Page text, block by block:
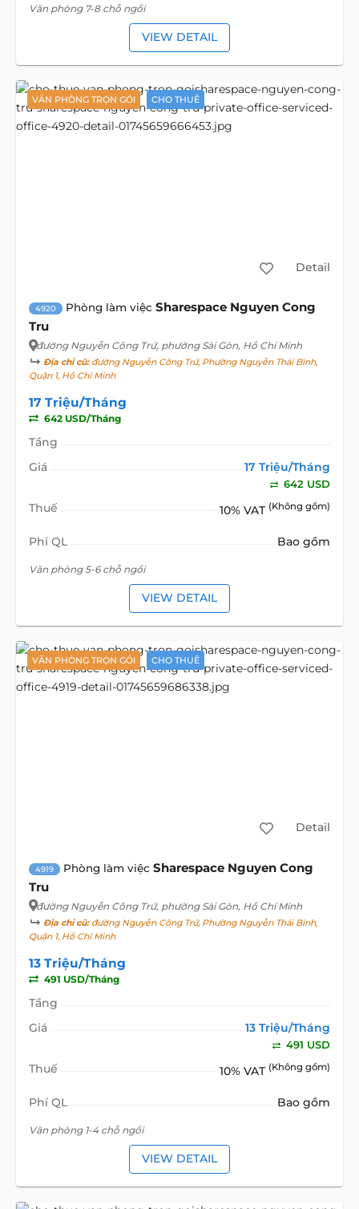
Văn phòng 7-8 chỗ ngồi
VIEW DETAIL
VĂN PHÒNG TRỌN GÓI CHO THUÊ
Detail
4920 Phòng làm việc Sharespace Nguyen Cong
Tru
đường Nguyễn Công Trứ, phường Sài Gòn, Hồ Chí Minh
Địa chỉ cũ:đường Nguyễn Công Trứ, Phường Nguyễn Thái Bình,
Quận 1, Hồ Chí Minh
17 Triệu/Tháng
642 USD/Tháng
Tầng
Giá
17 Triệu/Tháng
642 USD
Thuế 10% VAT (Không gồm)
Phí QL Bao gồm
Văn phòng 5-6 chỗ ngồi
VIEW DETAIL
VĂN PHÒNG TRỌN GÓI CHO THUÊ
Detail
4919 Phòng làm việc Sharespace Nguyen Cong
Tru
đường Nguyễn Công Trứ, phường Sài Gòn, Hồ Chí Minh
Địa chỉ cũ:đường Nguyễn Công Trứ, Phường Nguyễn Thái Bình,
Quận 1, Hồ Chí Minh
13 Triệu/Tháng
491 USD/Tháng
Tầng
Giá
13 Triệu/Tháng
491 USD
Thuế 10% VAT (Không gồm)
Phí QL Bao gồm
Văn phòng 1-4 chỗ ngồi
VIEW DETAIL